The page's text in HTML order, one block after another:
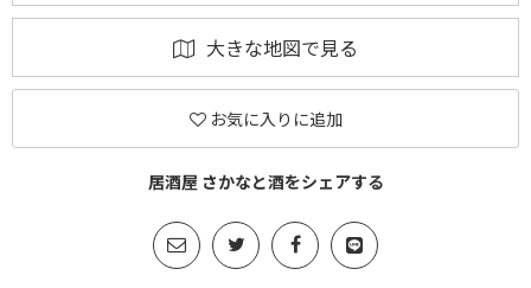
大きな地図で見る
お気に入りに追加
居酒屋 さかなと酒をシェアする